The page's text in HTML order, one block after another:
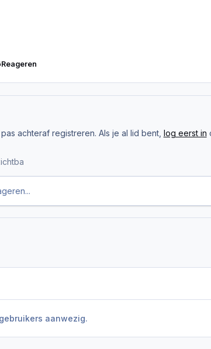
Reageren
achteraf registreren. Als je al lid bent, log eerst in
aanwezig.